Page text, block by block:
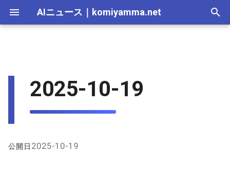
AIニュース komiyamma.net
a
l
2026-07-16
AI 総合｜2025年 2025-12-30
2026-07-16
生成AI｜2025年 2025-12-30
2026-07-05
2026-07-10
2026-07-05
エディタ－｜2025年 2025-12-21
2026-07-05
2026-07-05
MCP｜2025年 2025-12-21
2026-07-16
Nano Banana｜2025年 2025-12-30
2026-07-05
2026-06-21
Photoshopの画像生成に関す
る過去一週間の情報まとめ
2026-07-05
2026-07-05
2026-07-16
Veo｜2025年 2025-12-30
2026-07-05
Suno｜2025年 2025-12-21
2026-07-15
2026-07-04
2026-07-04
2026-07-15
2026-07-05
2025-10-19
公開日 2025-10-19